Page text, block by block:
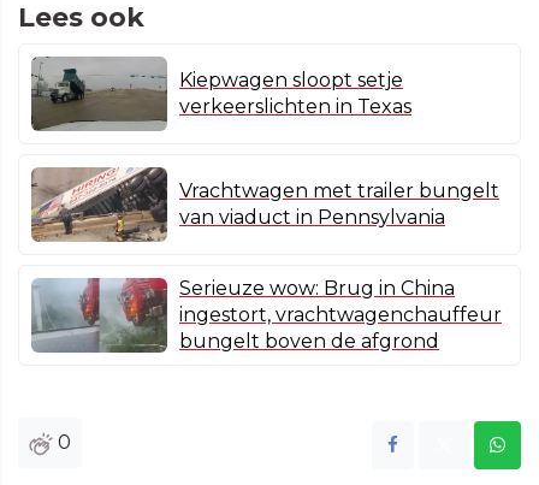
Lees ook
Kiepwagen sloopt setje
verkeerslichten in Texas
Vrachtwagen met trailer bungelt
van viaduct in Pennsylvania
Serieuze wow: Brug in China
ingestort, vrachtwagenchauffeur
bungelt boven de afgrond
0